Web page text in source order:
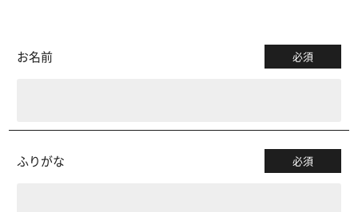
お名前 必須
ふりがな 必須